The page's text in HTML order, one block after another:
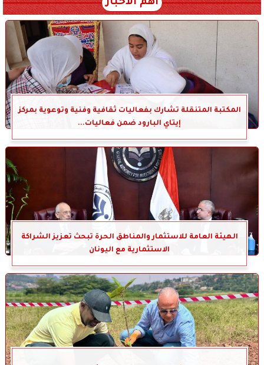
أهم الأخبار
المكتبة المتنقلة تشارك بفعاليات ثقافية وفنية وتوعوية بمركز
إيتاي البارود ضمن فعاليات...
الهيئة العامة للاستثمار والمناطق الحرة تبحث تعزيز الشراكة
الاستثمارية مع اليونان